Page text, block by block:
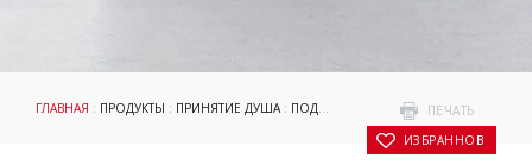
ПЕЧАТЬ
В ИЗБРАННОЕ
ГЛАВНАЯ : ПРОДУКТЫ : ПРИНЯТИЕ ДУША: ПОДДОНЫ АКСЕССУАРЫ:ПАНЕЛИ